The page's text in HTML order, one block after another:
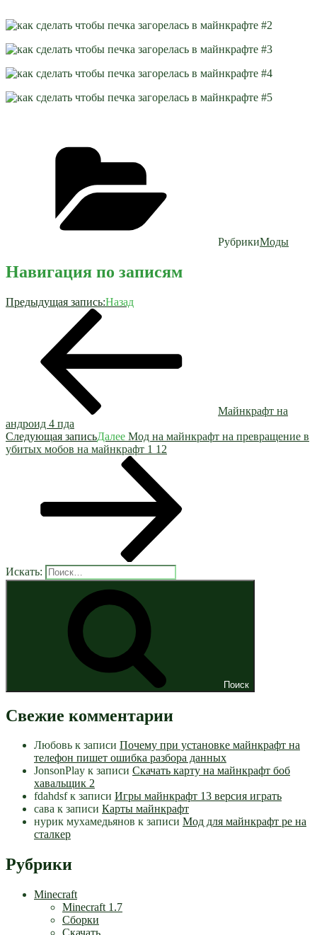
РубрикиМоды
Навигация по записям
Предыдущая запись:Назад
Майнкрафт на
андроид 4 пда
Следующая записьДалее Мод на майнкрафт на превращение в
убитых мобов на майнкрафт 1 12
Искать:
Поиск
Свежие комментарии
Любовь к записи Почему при установке майнкрафт на
телефон пишет ошибка разбора данных
JonsonPlay к записи Скачать карту на майнкрафт боб
хавальщик 2
fdahdsfк записи Игры майнкрафт 13 версия играть
сава к записи Карты майнкрафт
нурик мухамедьянов к записи Мод для майнкрафт pe на
сталкер
Рубрики
Minecraft
Minecraft 1.7
Сборки